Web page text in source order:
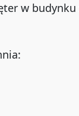
w budynku